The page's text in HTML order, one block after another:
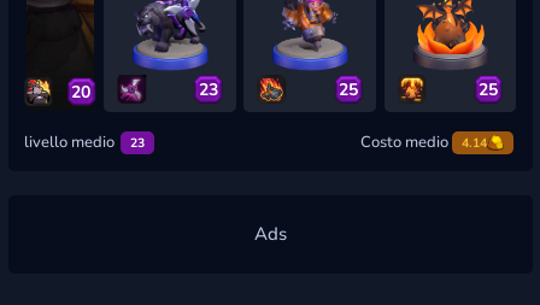
20 23 25 25
livello medio 23 Costo medio 4.14